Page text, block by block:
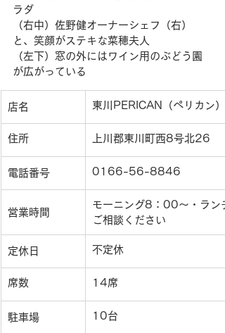
ラダ
（右中）佐野健オーナーシェフ（右）
と、笑顔がステキな菜穂夫人
（左下）窓の外にはワイン用のぶどう園
が広がっている
店名 東川PERICAN（ペリカン）
住所 上川郡東川町西8号北26
電話番号 0166-56-8846
営業時間
モーニング8：00〜・ラ
ご相談ください
定休日 不定休
席数 14席
駐車場 10台